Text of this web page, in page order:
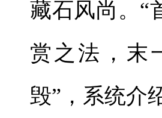
藏石风尚。“
赏之法，末
毁”，系统介